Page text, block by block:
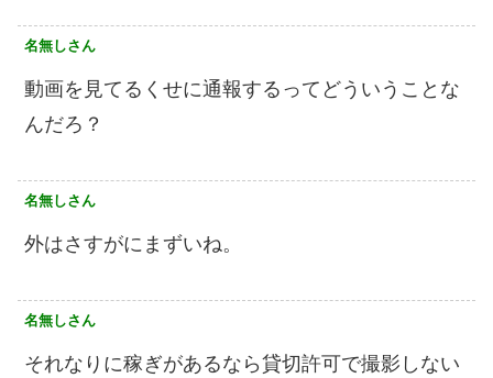
名無しさん
動画を見てるくせに通報するってどういうことな
んだろ？
名無しさん
外はさすがにまずいね。
名無しさん
それなりに稼ぎがあるなら貸切許可で撮影しない